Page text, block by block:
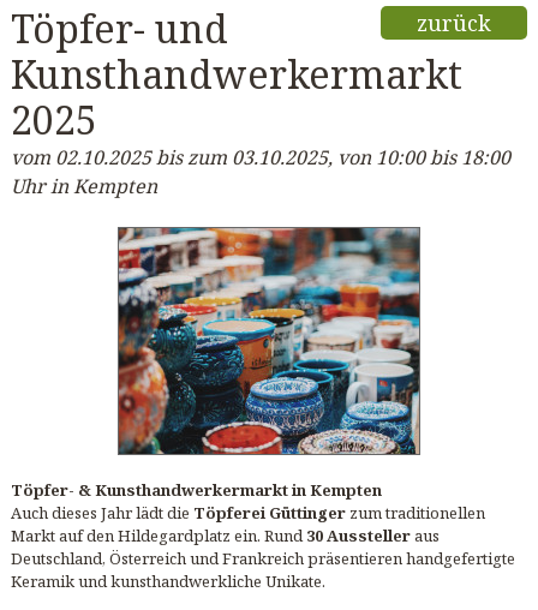
zurück
Töpfer- und
Kunsthandwerkermarkt
2025
vom 02.10.2025 bis zum 03.10.2025, von 10:00 bis 18:00
Uhr in Kempten
Töpfer- & Kunsthandwerkermarkt in Kempten
Auch dieses Jahr lädt die Töpferei Güttingerzum traditionellen
Markt auf den Hildegardplatz ein. Rund30 Ausstelleraus
Deutschland, Österreich und Frankreich präsentieren handgefertigte
Keramik und kunsthandwerkliche Unikate.